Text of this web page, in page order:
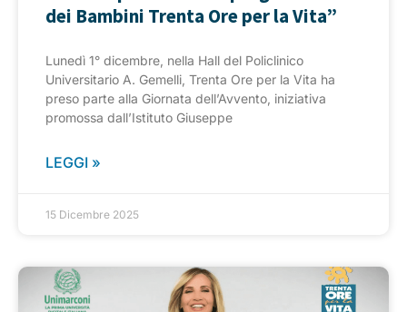
dei Bambini Trenta Ore per la Vita”
Lunedì 1° dicembre, nella Hall del Policlinico
Universitario A. Gemelli, Trenta Ore per la Vita ha
preso parte alla Giornata dell’Avvento, iniziativa
promossa dall’Istituto Giuseppe
LEGGI »
15 Dicembre 2025